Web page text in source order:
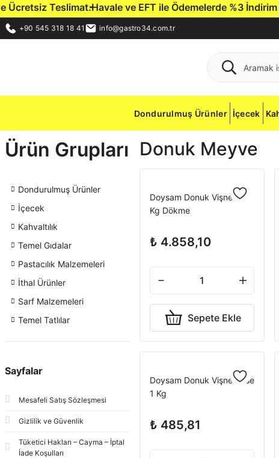
Teslimat.Havale ve EFT ile Ödemelerde %3 İndirim
+90 545 318 18 41 info@gastro34.com.tr
Dondurulmuş Ürünler İçecek
Ürün Grupları
Dondurulmuş Ürünler
İçecek
Kahvaltılık
Temel Gıdalar
Pastacılık Malzemeleri
İthal Ürünler
Sarf Malzemeleri
Temel Tatlılar
Sayfalar
Mesafeli Satış Sözleşmesi
Gizlilik ve Güvenlik
Tüketici Hakları – Cayma – İptal
İade Koşulları
Donuk Meyve
Doysam Donuk Vişne 10
Kg Dökme
₺ 4.858,10
Sepete Ekle
Doysam Donuk Vişne Kase
1 Kg
₺ 485,81